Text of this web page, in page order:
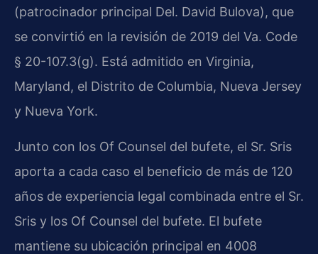
(patrocinador principal Del. David Bulova), que
se convirtió en la revisión de 2019 del Va. Code
§ 20-107.3(g). Está admitido en Virginia,
Maryland, el Distrito de Columbia, Nueva Jersey
y Nueva York.
Junto con los Of Counsel del bufete, el Sr. Sris
aporta a cada caso el beneficio de más de 120
años de experiencia legal combinada entre el Sr.
Sris y los Of Counsel del bufete. El bufete
mantiene su ubicación principal en 4008